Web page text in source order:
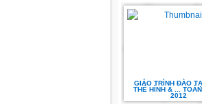
GIÁO TRÌNH ĐÀO
THỂ HÌNH & ...
2012